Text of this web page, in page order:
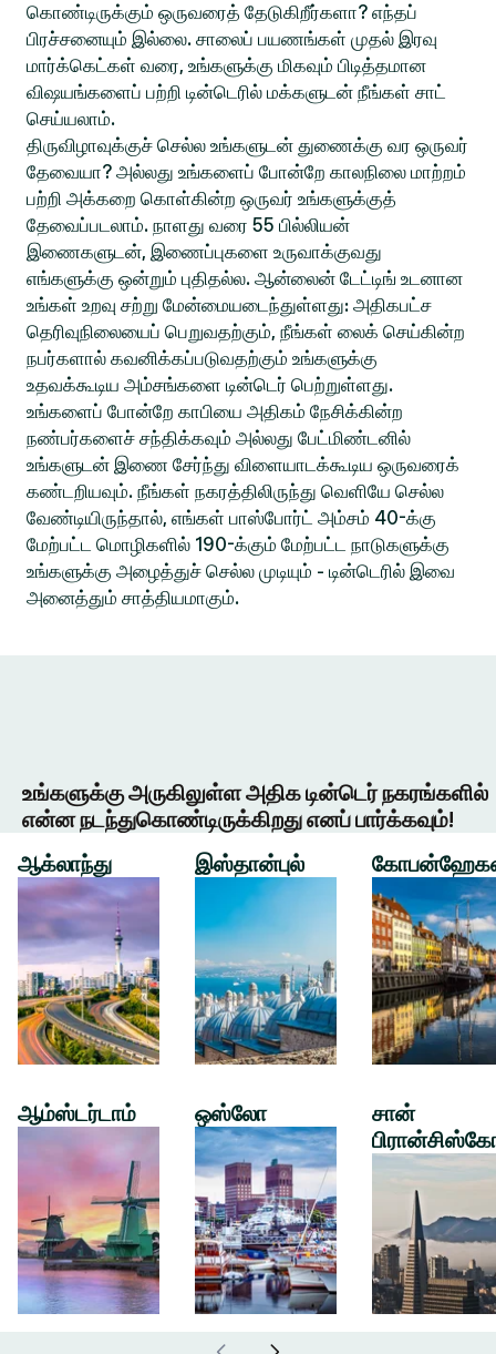
கொண்டிருக்கும் ஒருவரைத் தேடுகிறீர்களா? எந்தப்
பிரச்சனையும் இல்லை. சாலைப் பயணங்கள் முதல் இரவு
மார்க்கெட்கள் வரை, உங்களுக்கு மிகவும் பிடித்தமான
விஷயங்களைப் பற்றி டின்டெரில் மக்களுடன் நீங்கள் சாட்
செய்யலாம்.
திருவிழாவுக்குச் செல்ல உங்களுடன் துணைக்கு வர ஒருவர்
தேவையா? அல்லது உங்களைப் போன்றே காலநிலை மாற்றம்
பற்றி அக்கறை கொள்கின்ற ஒருவர் உங்களுக்குத்
தேவைப்படலாம். நாளது வரை 55 பில்லியன்
இணைகளுடன், இணைப்புகளை உருவாக்குவது
எங்களுக்கு ஒன்றும் புதிதல்ல. ஆன்லைன் டேட்டிங் உடனான
உங்கள் உறவு சற்று மேன்மையடைந்துள்ளது: அதிகபட்ச
தெரிவுநிலையைப் பெறுவதற்கும், நீங்கள் லைக் செய்கின்ற
நபர்களால் கவனிக்கப்படுவதற்கும் உங்களுக்கு
உதவக்கூடிய அம்சங்களை டின்டெர் பெற்றுள்ளது.
உங்களைப் போன்றே காபியை அதிகம் நேசிக்கின்ற
நண்பர்களைச் சந்திக்கவும் அல்லது பேட்மிண்டனில்
உங்களுடன் இணை சேர்ந்து விளையாடக்கூடிய ஒருவரைக்
கண்டறியவும். நீங்கள் நகரத்திலிருந்து வெளியே செல்ல
வேண்டியிருந்தால், எங்கள் பாஸ்போர்ட் அம்சம் 40-க்கு
மேற்பட்ட மொழிகளில் 190-க்கும் மேற்பட்ட நாடுகளுக்கு
உங்களுக்கு அழைத்துச் செல்ல முடியும் - டின்டெரில் இவை
அனைத்தும் சாத்தியமாகும்.
உங்களுக்கு அருகிலுள்ள அதிக டின்டெர் நகரங்களில்
என்ன நடந்துகொண்டிருக்கிறது எனப் பார்க்கவும்!
ஆக்லாந்து
ஆம்ஸ்டர்டாம்
இஸ்தான்புல்
ஒஸ்லோ
சான்